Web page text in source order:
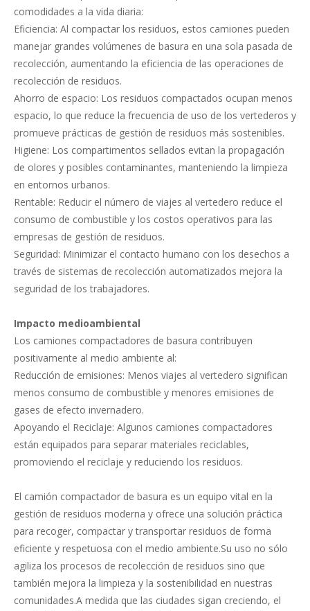
comodidades a la vida diaria:
Eficiencia: Al compactar los residuos, estos camiones pueden
manejar grandes volúmenes de basura en una sola pasada de
recolección, aumentando la eficiencia de las operaciones de
recolección de residuos.
Ahorro de espacio: Los residuos compactados ocupan menos
espacio, lo que reduce la frecuencia de uso de los vertederos y
promueve prácticas de gestión de residuos más sostenibles.
Higiene: Los compartimentos sellados evitan la propagación
de olores y posibles contaminantes, manteniendo la limpieza
en entornos urbanos.
Rentable: Reducir el número de viajes al vertedero reduce el
consumo de combustible y los costos operativos para las
empresas de gestión de residuos.
Seguridad: Minimizar el contacto humano con los desechos a
través de sistemas de recolección automatizados mejora la
seguridad de los trabajadores.
Impacto medioambiental
Los camiones compactadores de basura contribuyen
positivamente al medio ambiente al:
Reducción de emisiones: Menos viajes al vertedero significan
menos consumo de combustible y menores emisiones de
gases de efecto invernadero.
Apoyando el Reciclaje: Algunos camiones compactadores
están equipados para separar materiales reciclables,
promoviendo el reciclaje y reduciendo los residuos.
El camión compactador de basura es un equipo vital en la
gestión de residuos moderna y ofrece una solución práctica
para recoger, compactar y transportar residuos de forma
eficiente y respetuosa con el medio ambiente.Su uso no sólo
agiliza los procesos de recolección de residuos sino que
también mejora la limpieza y la sostenibilidad en nuestras
comunidades.A medida que las ciudades sigan creciendo, el